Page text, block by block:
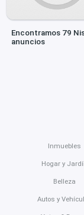
Encontramos 79
anuncios
Inmuebles
Hogar y
Belleza
Autos y